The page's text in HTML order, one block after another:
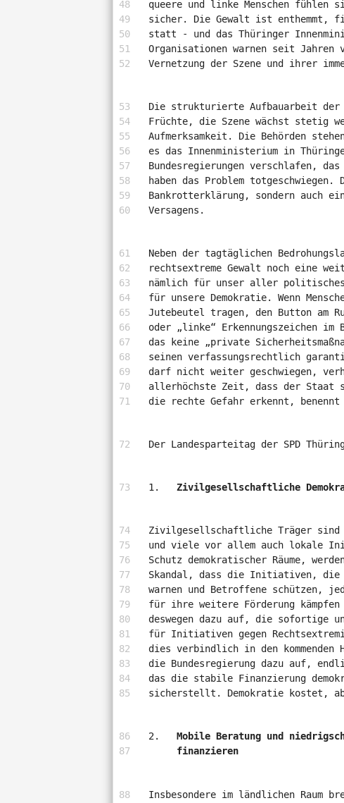
queere und linke Menschen fühlen
sicher. Die Gewalt ist enthemmt,
statt - und das Thüringer
Organisationen warnen seit Jahren
Vernetzung der Szene und ihrer
Die strukturierte Aufbauarbeit der
Früchte, die Szene wächst stetig
Aufmerksamkeit. Die Behörden
es das Innenministerium in
Bundesregierungen verschlafen,
haben das Problem
Bankrotterklärung, sondern auch
Versagens.
Neben der tagtäglichen
rechtsextreme Gewalt noch eine
nämlich für unser aller politisches
für unsere Demokratie. Wenn
Jutebeutel tragen, den Button am
oder „linke“ Erkennungszeichen
das keine „private
seinen verfassungsrechtlich
darf nicht weiter geschwiegen,
allerhöchste Zeit, dass der Staat
die rechte Gefahr erkennt, benennt
Der Landesparteitag der SPD
Zivilgesellschaftliche
Zivilgesellschaftliche Träger sind
und viele vor allem auch lokale
Schutz demokratischer Räume,
Skandal, dass die Initiativen, die
warnen und Betroffene schützen,
für ihre weitere Förderung
deswegen dazu auf, die sofortige
für Initiativen gegen
dies verbindlich in den kommenden
die Bundesregierung dazu auf,
das die stabile Finanzierung
sicherstellt. Demokratie kostet,
Mobile Beratung und
finanzieren
Insbesondere im ländlichen Raum